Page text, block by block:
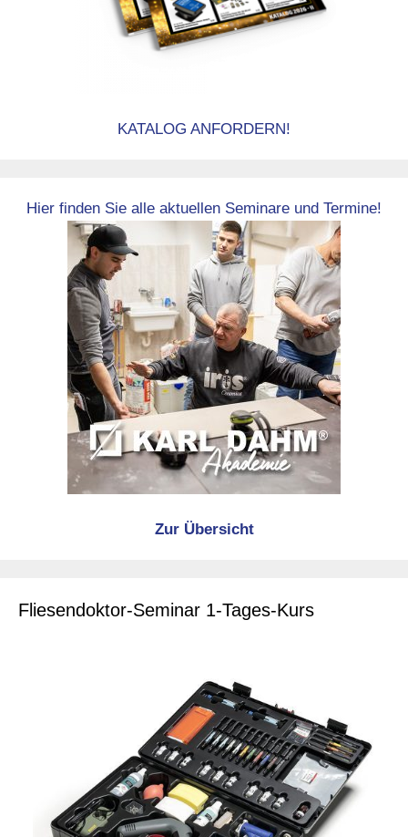
KATALOG ANFORDERN!
Hier finden Sie alle aktuellen Seminare und Termine!
Zur Übersicht
Fliesendoktor-Seminar 1-Tages-Kurs